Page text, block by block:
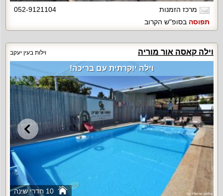
מרכז הזמנות
052-9121104
תפוסה בסופ"ש הקרוב
וילה קאסה אור מוריה וילות בעין יעקב
10 חדרי שינה
וילה יוקרתית עם בריכה!